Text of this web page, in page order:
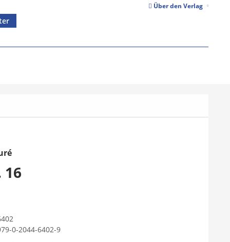
Über den Verlag
16
0-2044-6402-9